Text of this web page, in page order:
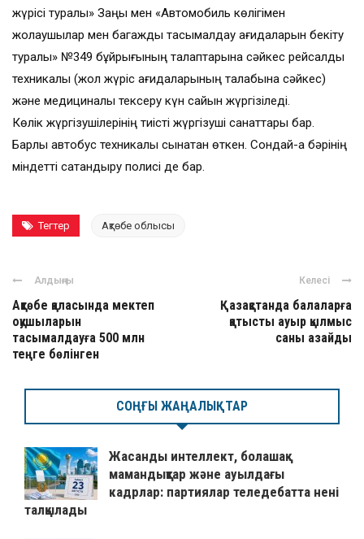
жүрісі туралы» Заңы мен «Автомобиль көлігімен
жолаушылар мен багажды тасымалдау қағидаларын бекіту
туралы» №349 бұйрығының талаптарына сәйкес рейсалды
техникалық (жол жүріс қағидаларының талабына сәйкес)
және медициналық тексеру күн сайын жүргізіледі.
Көлік жүргізушілерінің тиісті жүргізуші санаттары бар.
Барлық автобус техникалық сынақтан өткен. Сондай-ақ бәрінің
міндетті сақтандыру полисі де бар.
Тегтер Ақтөбе облысы
Алдыңғы
Ақтөбе қаласында мектеп
оқушыларын
тасымалдауға 500 млн
теңге бөлінген
Келесі
Қазақстанда балаларға
қатысты ауыр қылмыс
саны азайды
СОҢҒЫ ЖАҢАЛЫҚТАР
Жасанды интеллект, болашақ
мамандықтар және ауылдағы
кадрлар: партиялар теледебатта нені
талқылады